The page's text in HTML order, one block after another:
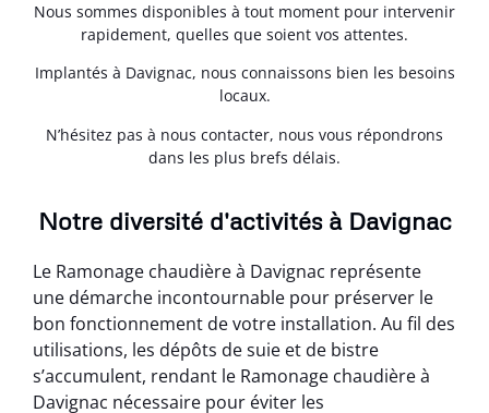
Nous sommes disponibles à tout moment pour intervenir
rapidement, quelles que soient vos attentes.
Implantés à Davignac, nous connaissons bien les besoins
locaux.
N’hésitez pas à nous contacter, nous vous répondrons
dans les plus brefs délais.
Notre diversité d'activités à Davignac
Le Ramonage chaudière à Davignac représente
une démarche incontournable pour préserver le
bon fonctionnement de votre installation. Au fil des
utilisations, les dépôts de suie et de bistre
s’accumulent, rendant le Ramonage chaudière à
Davignac nécessaire pour éviter les